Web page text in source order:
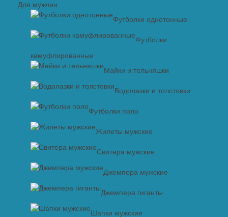
Для мужчин
Футболки однотонные
Футболки
камуфлированные
Майки и тельняшки
Водолазки и толстовки
Футболки поло
Жилеты мужские
Свитера мужские
Джемпера мужские
Джемпера гиганты
Шапки мужские